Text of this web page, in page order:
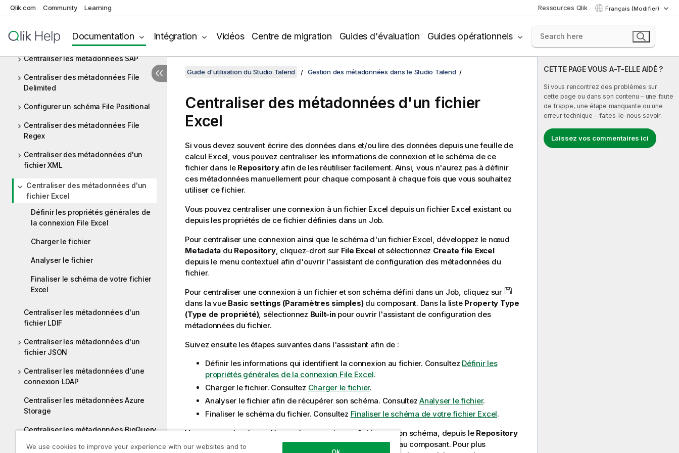
Qlik.com Community Learning Ressources Qlik Français (Modifier)
Documentation Intégration Vidéos Centre de migration Guides d'évaluation Guides opérationnels
Centraliser des métadonnées de base
Centraliser des métadonnées JDBC
Centraliser les métadonnées SAP
Centraliser des métadonnées File
Delimited
Configurer un schéma File Positional
Centraliser des métadonnées File
Regex
Centraliser des métadonnées d'un
fichier XML
Centraliser des métadonnées d'un
fichier Excel
Définir les propriétés générales de
la connexion File Excel
Charger le fichier
Analyser le fichier
Finaliser le schéma de votre fichier
Excel
Centraliser les métadonnées d'un
fichier LDIF
Centraliser les métadonnées d'un
fichier JSON
Centraliser les métadonnées d'une
connexion LDAP
Centraliser les métadonnées Azure
Storage
Centraliser les métadonnées BigQuery
Centraliser les métadonnées dans
CETTE PAGE VOUS A-T-ELLE AIDÉ ?
Si vous rencontrez des problèmes sur
cette page ou dans son contenu – une faute
de frappe, une étape manquante ou une
erreur technique – faites-le-nous savoir.
Laissez vos commentaires ici
Guide d'utilisation du Studio Talend Gestion des métadonnées dans le Studio Talend
Centraliser des métadonnées d'un fichier
Excel
Si vous devez souvent écrire des données dans et/ou lire des données depuis une feuille de
calcul Excel, vous pouvez centraliser les informations de connexion et le schéma de ce
fichier dans le Repositoryafin de les réutiliser facilement. Ainsi, vous n'aurez pas à définir
ces métadonnées manuellement pour chaque composant à chaque fois que vous souhaitez
utiliser ce fichier.
Vous pouvez centraliser une connexion à un fichier Excel depuis un fichier Excel existant ou
depuis les propriétés de ce fichier définies dans un Job.
Pour centraliser une connexion ainsi que le schéma d'un fichier Excel, développez le nœud
Metadata du Repository, cliquez-droit sur File Excel et sélectionnez Create file Excel
depuis le menu contextuel afin d'ouvrir l'assistant de configuration des métadonnées du
fichier.
Pour centraliser une connexion à un fichier et son schéma défini dans un Job, cliquez sur
dans la vue Basic settings (Paramètres simples)du composant. Dans la liste Property Type
(Type de propriété), sélectionnez Built-inpour ouvrir l'assistant de configuration des
métadonnées du fichier.
Suivez ensuite les étapes suivantes dans l'assistant afin de :
Définir les informations qui identifient la connexion au fichier. Consultez Définir les
propriétés générales de la connexion File Excel.
Charger le fichier. Consultez Charger le fichier.
Analyser le fichier afin de récupérer son schéma. Consultez Analyser le fichier.
Finaliser le schéma du fichier. Consultez Finaliser le schéma de votre fichier Excel.
Vous pouvez à présent déposer la connexion au fichier, ou son schéma, depuis le Repository
dans l'espace de modélisation graphique en tant que nouveau composant. Pour plus
We use cookies to improve your experience with our websites and to